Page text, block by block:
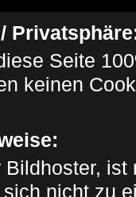
Seite
keinen
Bildhoster,
nicht zu